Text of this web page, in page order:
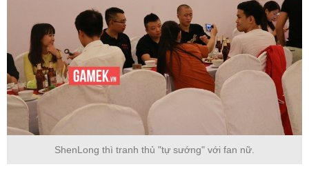
ShenLong thì tranh thủ "tự sướng" với fan nữ.